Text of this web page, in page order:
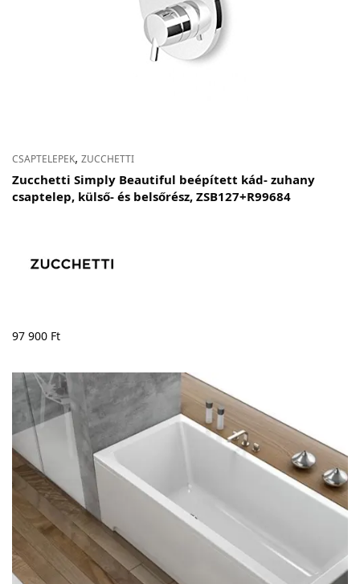
CSAPTELEPEK, ZUCCHETTI
Zucchetti Simply Beautiful beépített kád- zuhany
csaptelep, külső- és belsőrész, ZSB127+R99684
97 900 Ft